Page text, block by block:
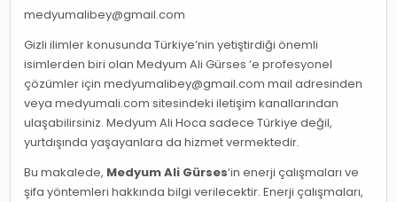
medyumalibey@gmail.com
Gizli ilimler konusunda Türkiye’nin yetiştirdiği önemli
isimlerden biri olan Medyum Ali Gürses ‘e profesyonel
çözümler içinmedyumalibey@gmail.com mail adresinden
veya medyumali.com sitesindeki iletişim kanallarından
ulaşabilirsiniz. Medyum Ali Hoca sadece Türkiye değil,
yurtdışında yaşayanlara da hizmet vermektedir.
Bu makalede, Medyum Ali Gürses‘in enerji çalışmaları ve
şifa yöntemleri hakkında bilgi verilecektir. Enerji çalışmaları,